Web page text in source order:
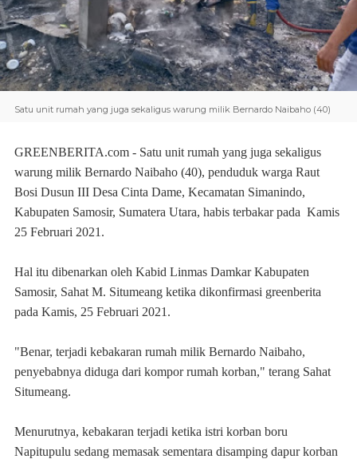
Satu unit rumah yang juga sekaligus warung milik Bernardo Naibaho (40)
GREENBERITA.com - Satu unit rumah yang juga sekaligus
warung milik Bernardo Naibaho (40), penduduk warga Raut
Bosi Dusun III Desa Cinta Dame, Kecamatan Simanindo,
Kabupaten Samosir, Sumatera Utara, habis terbakar pada Kamis
25 Februari 2021.
Hal itu dibenarkan oleh Kabid Linmas Damkar Kabupaten
Samosir, Sahat M. Situmeang ketika dikonfirmasi greenberita
pada Kamis, 25 Februari 2021.
"Benar, terjadi kebakaran rumah milik Bernardo Naibaho,
penyebabnya diduga dari kompor rumah korban," terang Sahat
Situmeang.
Menurutnya, kebakaran terjadi ketika istri korban boru
Napitupulu sedang memasak sementara disamping dapur korban